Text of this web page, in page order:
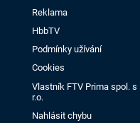
Reklama
HbbTV
Podmínky užívání
Cookies
Vlastník FTV Prima spol. s
r.o.
Nahlásit chybu